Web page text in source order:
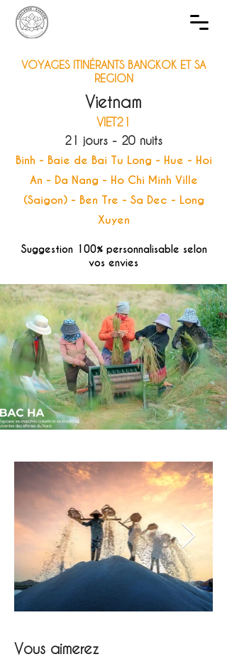
VOYAGES ITINÉRANTS BANGKOK ET SA
REGION
Vietnam
VIET21
21 jours - 20 nuits
Binh - Baie de Bai Tu Long - Hue - Hoi
An - Da Nang - Ho Chi Minh Ville
(Saigon) - Ben Tre - Sa Dec - Long
Xuyen
Suggestion 100% personnalisable selon
vos envies
Vous aimerez